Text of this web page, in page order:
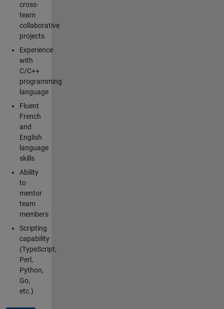
cross-
team
collaborative
projects.
Experience
with
C/C++
programming
language
Fluent
French
and
English
language
skills
Ability
to
mentor
team
members
Scripting
capability
(TypeScript,
Perl,
Python,
Go,
etc.)